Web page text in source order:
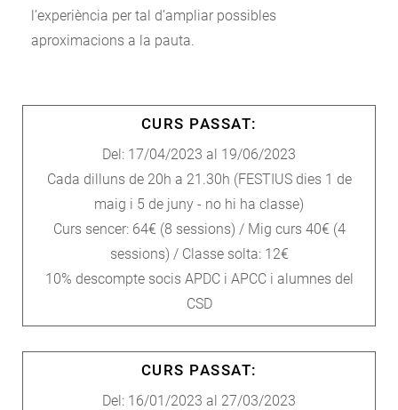
l’experiència per tal d’ampliar possibles
aproximacions a la pauta.
CURS PASSAT:
Del: 17/04/2023 al 19/06/2023
Cada dilluns de 20h a 21.30h (FESTIUS dies 1 de
maig i 5 de juny - no hi ha classe)
Curs sencer: 64€ (8 sessions) / Mig curs 40€ (4
sessions) / Classe solta: 12€
10% descompte socis APDC i APCC i alumnes del
CSD
CURS PASSAT:
Del: 16/01/2023 al 27/03/2023